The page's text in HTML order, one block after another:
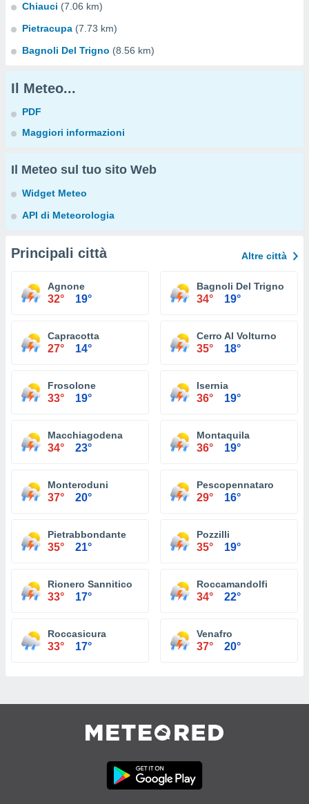
Chiauci (7.06 km)
Pietracupa (7.73 km)
Bagnoli Del Trigno (8.56 km)
Il Meteo...
PDF
Maggiori informazioni
Il Meteo sul tuo sito Web
Widget Meteo
API di Meteorologia
Principali città Altre città
Agnone
32° 19°
Bagnoli Del Trigno
34° 19°
Capracotta
27° 14°
Cerro Al Volturno
35° 18°
Frosolone
33° 19°
Isernia
36° 19°
Macchiagodena
34° 23°
Montaquila
36° 19°
Monteroduni
37° 20°
Pescopennataro
29° 16°
Pietrabbondante
35° 21°
Pozzilli
35° 19°
Rionero Sannitico
33° 17°
Roccamandolfi
34° 22°
Roccasicura
33° 17°
Venafro
37° 20°